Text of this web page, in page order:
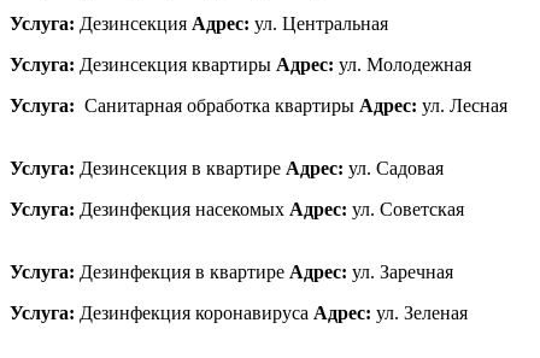
Услуга: Дезинсекция Адрес: ул. Центральная
Услуга: Дезинсекция квартиры Адрес: ул. Молодежная
Услуга: Санитарная обработка квартиры Адрес: ул. Лесная
Услуга: Дезинсекция в квартире Адрес: ул. Садовая
Услуга: Дезинфекция насекомых Адрес: ул. Советская
Услуга: Дезинфекция в квартире Адрес: ул. Заречная
Услуга: Дезинфекция коронавируса Адрес: ул. Зеленая